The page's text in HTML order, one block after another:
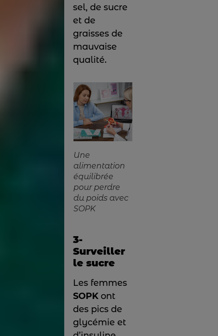
sel, de sucre
et de
graisses de
mauvaise
qualité.
Une
alimentation
équilibrée
pour perdre
du poids avec
SOPK
3-
Surveiller
le sucre
Les femmes
SOPK ont
des pics de
glycémie et